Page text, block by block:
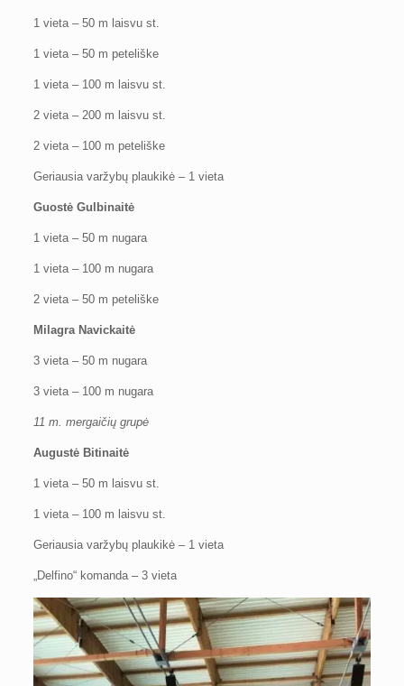
1 vieta – 50 m laisvu st.
1 vieta – 50 m peteliške
1 vieta – 100 m laisvu st.
2 vieta – 200 m laisvu st.
2 vieta – 100 m peteliške
Geriausia varžybų plaukikė – 1 vieta
Guostė Gulbinaitė
1 vieta – 50 m nugara
1 vieta – 100 m nugara
2 vieta – 50 m peteliške
Milagra Navickaitė
3 vieta – 50 m nugara
3 vieta – 100 m nugara
11 m. mergaičių grupė
Augustė Bitinaitė
1 vieta – 50 m laisvu st.
1 vieta – 100 m laisvu st.
Geriausia varžybų plaukikė – 1 vieta
„Delfino“ komanda – 3 vieta